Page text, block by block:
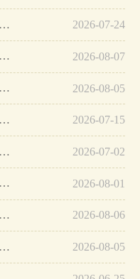
黄金叶黄金中支多少钱一盒 黄金叶黄金中支价格查询… 2026-07-24
黄金叶黄金中支多少钱一盒 黄金叶黄金中支价格表和图片一览… 2026-08-07
格表一览 黄金叶天叶中支多少钱一盒… 2026-08-05
黄金叶黄金中支多少钱一盒 黄金叶黄金中支香烟价格表大全… 2026-07-15
黄金叶浓香中支多少钱一包 黄金叶浓香中支价格… 2026-07-02
价格表2025 黄金叶天香中支价格… 2026-08-01
表和图片 黄金叶黄金中支香烟价格查询… 2026-08-06
黄金叶黄金中支多少钱一盒2025 黄金叶黄金中支价格查询… 2026-08-05